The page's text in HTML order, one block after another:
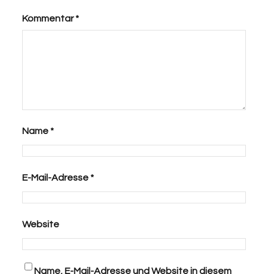
Kommentar*
Name*
E-Mail-Adresse*
Website
Name, E-Mail-Adresse und Website in diesem